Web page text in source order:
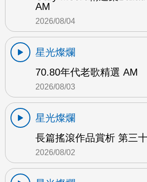
AM
2026/08/04
星光燦爛
70.80年代老歌精選 AM
2026/08/03
星光燦爛
長篇搖滾作品賞析 第三
2026/08/02